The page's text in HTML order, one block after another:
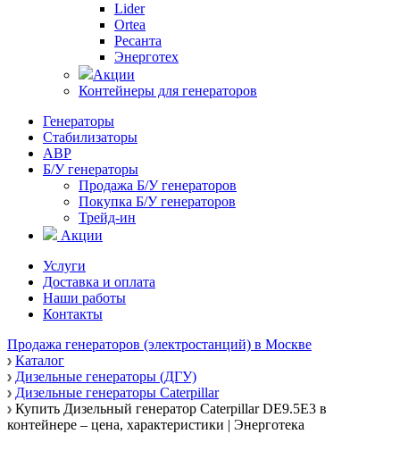
Lider
Ortea
Ресанта
Энерготех
Акции
Контейнеры для генераторов
Генераторы
Стабилизаторы
АВР
Б/У генераторы
Продажа Б/У генераторов
Покупка Б/У генераторов
Трейд-ин
Акции
Услуги
Доставка и оплата
Наши работы
Контакты
Продажа генераторов (электростанций) в Москве
Каталог
Дизельные генераторы (ДГУ)
Дизельные генераторы Caterpillar
Купить Дизельный генератор Caterpillar DE9.5E3 в
контейнере – цена, характеристики | Энерготека